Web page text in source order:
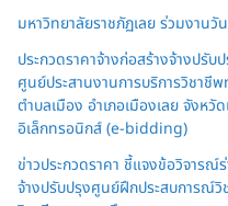
มหาวิทยาลัยราชภัฏเลย ร่วมงาน
ประกวดราคาจ้างก่อสร้างจ้างปรั
ศูนย์ประสานงานการบริการวิชา
ตำบลเมือง อำเภอเมืองเลย จังห
อิเล็กทรอนิกส์ (e-bidding)
ข่าวประกวดราคา ชี้แจงข้อวิจารณ์
จ้างปรับปรุงศูนย์ฝึกประสบการณ์วิ